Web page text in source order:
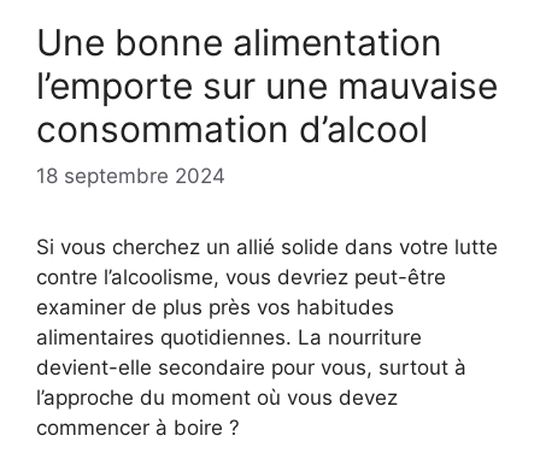
Une bonne alimentation
l’emporte sur une mauvaise
consommation d’alcool
18 septembre 2024
Si vous cherchez un allié solide dans votre lutte
contre l’alcoolisme, vous devriez peut-être
examiner de plus près vos habitudes
alimentaires quotidiennes. La nourriture
devient-elle secondaire pour vous, surtout à
l’approche du moment où vous devez
commencer à boire ?